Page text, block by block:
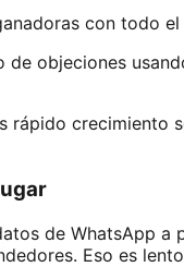
con todo
de objeciones
rápido
de WhatsApp
Eso es